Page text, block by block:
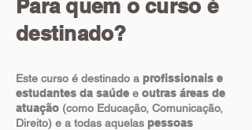
Para quem o curso é
destinado?
Este curso é destinado a profissionais e
estudantes da saúde e outras áreas de
atuação (como Educação, Comunicação,
Direito) e a todas aquelas pessoas